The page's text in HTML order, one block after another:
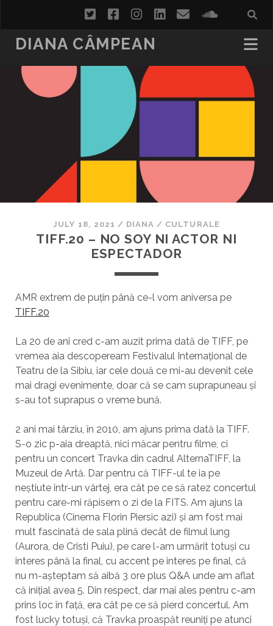
twitterfacebookinstagram
linkedin
email
DIANA CÂMPEAN
JULY 18, 2021 / DIANA / CULTURALE
TIFF.20 – NO SOY NI ACTOR NI
ESPECTADOR
AMR extrem de puțin până ce-l vom aniversa pe
TIFF.20
La 20 de ani cred c-am auzit prima dată de TIFF, pe
vremea aia descopeream Festivalul Internațional de
Teatru de la Sibiu, iar cele două ce mi-au devenit cele
mai dragi evenimente, doar că se cam suprapuneau și
s-au tot suprapus o vreme bună.
2 ani mai târziu, în 2010, am ajuns prima dată la TIFF.
S-o zic p-aia dreaptă, nici măcar pentru filme, ci
pentru un concert Travka din cadrul AlternaTIFF, la
Muzeul de Artă. Dar pentru că TIFF-ul te ia pe
neștiute într-un vârtej, era cât pe ce să ratez concertul
pentru care-mi răpisem o zi de la FITS. Am ajuns la
Republica (Cinema Florin Piersic azi) și am fost mai
mult fascinată de sala plină decât de filmul lung
(Aurora, de Cristi Puiu), pe care l-am urmărit totuși cu
interes până la final, cu accent pe interes pe final, că
nu m-așteptam să aibă 3 ore plus Q&A unde am aflat
că inițial avea 5. Din respect, dar mai ales pentru c-am
prins loc în față, era cât pe ce să pierd concertul. Am
fost lucky totuși, că Travka proaspăt reuniți pe atunci